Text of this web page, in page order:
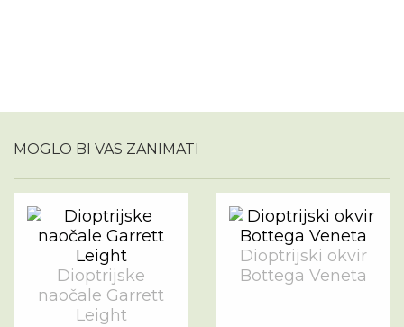
MOGLO BI VAS ZANIMATI
Dioptrijske
naočale Garrett
Leight
Dioptrijski okvir
Bottega Veneta